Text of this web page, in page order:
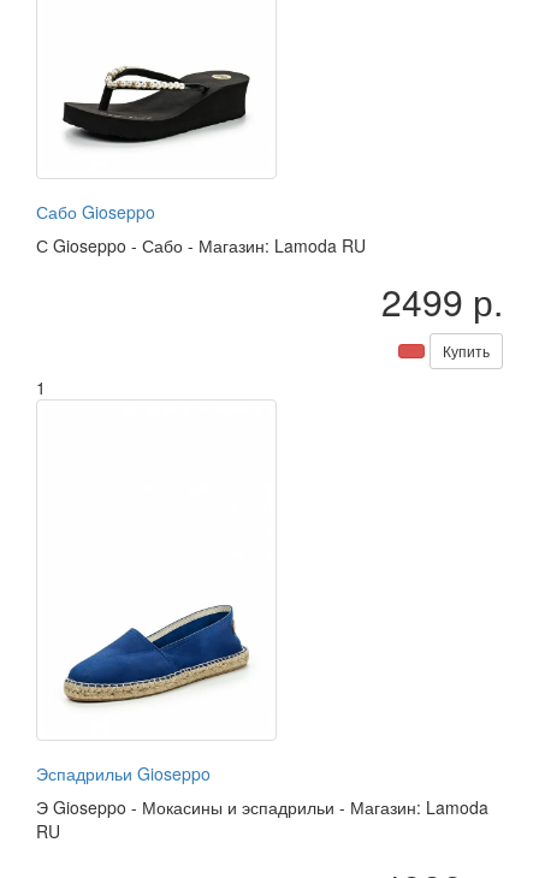
Сабо Gioseppo
С Gioseppo - Сабо - Магазин: Lamoda RU
2499 р.
Купить
1
Эспадрильи Gioseppo
Э Gioseppo - Мокасины и эспадрильи - Магазин: Lamoda
RU